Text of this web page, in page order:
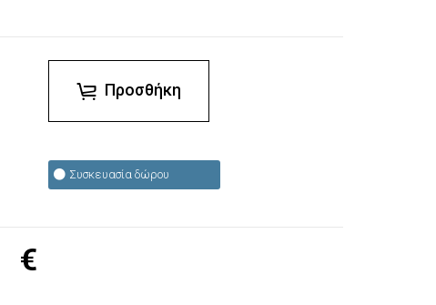
Προσθήκη
Συσκευασία δώρου
€